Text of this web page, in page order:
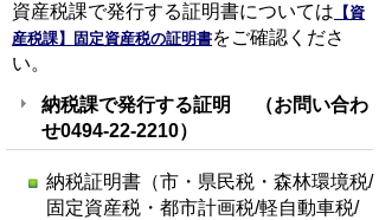
資産税課で発行する証明書については 【資
産税課】固定資産税の証明書をご確認くださ
い。
納税課で発行する証明 （お問い合わ
せ0494-22-2210）
納税証明書（市・県民税・森林環境税/
固定資産税・都市計画税/軽自動車税/